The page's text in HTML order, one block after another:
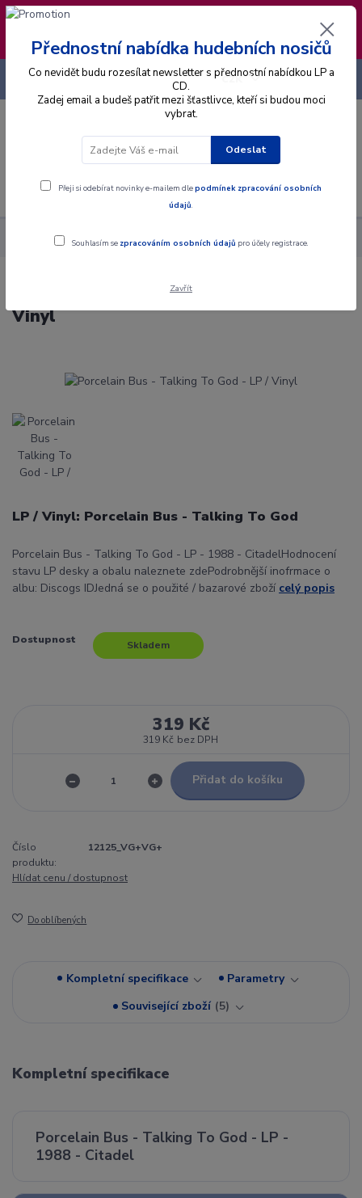
❣️ Od 4.8. do 13.8. čerpám dovolenou. Datum
expedice objednávek se posouvá na pátek
14.8.2026 🐋
Menu
CZK
+420 725 736 293
Alba Gramodesky Porcelain Bus - Talking To God - LP / Vinyl
Porcelain Bus - Talking To God - LP /
Vinyl
LP / Vinyl: Porcelain Bus - Talking To God
Porcelain Bus - Talking To God - LP - 1988 - CitadelHodnocení
stavu LP desky a obalu naleznete zdePodrobnější inofrmace o
albu: Discogs IDJedná se o použité / bazarové zboží celý popis
Dostupnost Skladem
319 Kč
319 Kč bez DPH
Přidat do košíku
Číslo
produktu:
12125_VG+VG+
Hlídat cenu / dostupnost
Do oblíbených
Kompletní specifikace
Parametry
Související zboží 5
Kompletní specifikace
Porcelain Bus - Talking To God - LP -
1988 - Citadel
Přednostní nabídka hudebních nosičů
Co nevidět budu rozesílat newsletter s přednostní nabídkou LP a
CD.
Zadej email a budeš patřit mezi šťastlivce, kteří si budou moci
vybrat.
Odeslat
Přeji si odebírat novinky e-mailem dlepodmínek zpracování osobních
údajů.
Souhlasím se zpracováním osobních údajů pro účely registrace.
Zavřít